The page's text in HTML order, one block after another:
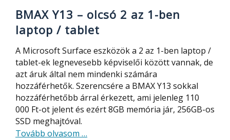
BMAX Y13 – olcsó 2 az 1-ben
laptop / tablet
A Microsoft Surface eszközök a 2 az 1-ben laptop /
tablet-ek legnevesebb képviselői között vannak, de
azt áruk által nem mindenki számára
hozzáférhetők. Szerencsére a BMAX Y13 sokkal
hozzáférhetőbb árral érkezett, ami jelenleg 110
000 Ft-ot jelent és ezért 8GB memória jár, 256GB-os
SSD meghajtóval.
Tovább olvasom about
…